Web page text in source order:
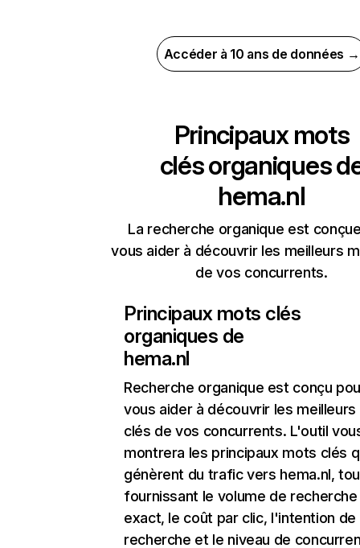
Accéder à 10 ans de données →
Principaux mots
clés organiques
hema.nl
La recherche organique est
vous aider à découvrir les meilleurs
de vos concurrents.
Principaux mots clés
organiques de
hema.nl
Recherche organique est conçu
vous aider à découvrir les
clés de vos concurrents. L'outil
montrera les principaux mots clés
génèrent du trafic vers hema.nl,
fournissant le volume de recherche
exact, le coût par clic, l'intention de
recherche et le niveau de